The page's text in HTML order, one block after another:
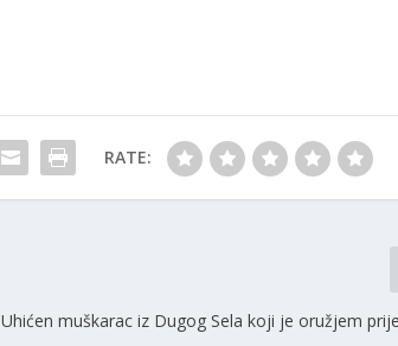
RATE:
Uhićen muškarac iz Dugog Sela koji je oružjem